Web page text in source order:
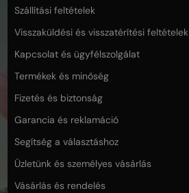
Szállítási feltételek
Visszaküldési és visszatérítési feltételek
Kapcsolat és ügyfélszolgálat
Termékek és minőség
Fizetés és biztonság
Garancia és reklamáció
Segítség a választáshoz
Üzletünk és személyes vásárlás
Vásárlás és rendelés